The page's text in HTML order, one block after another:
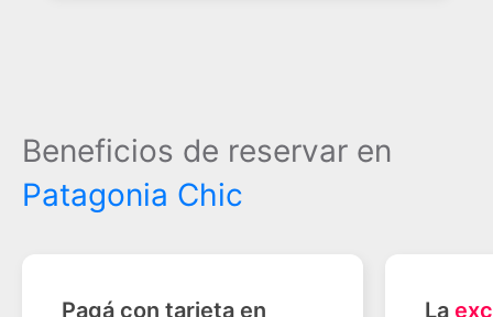
Beneficios de reservar en
Patagonia Chic
Pagá con tarjeta en
La